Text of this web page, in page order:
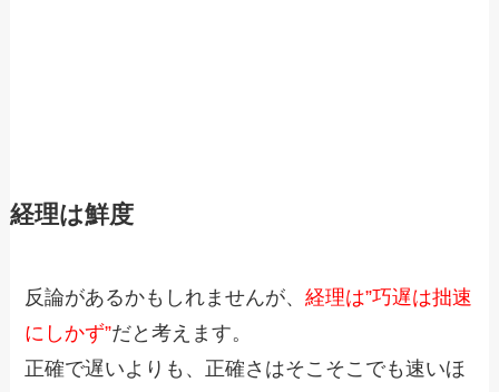
経理は鮮度
反論があるかもしれませんが、経理は”巧遅は拙速
にしかず”だと考えます。
正確で遅いよりも、正確さはそこそこでも速いほ